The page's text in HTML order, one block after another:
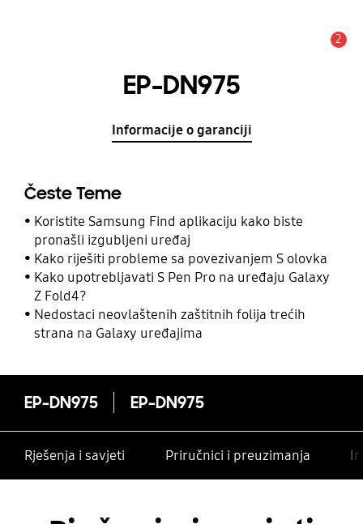
2
EP-DN975
Informacije o garanciji
Česte Teme
Koristite Samsung Find aplikaciju kako biste
pronašli izgubljeni uređaj
Kako riješiti probleme sa povezivanjem S olovka
Kako upotrebljavati S Pen Pro na uređaju Galaxy
Z Fold4?
Nedostaci neovlaštenih zaštitnih folija trećih
strana na Galaxy uređajima
EP-DN975 EP-DN975
Rješenja i savjeti Priručnici i preuzimanja